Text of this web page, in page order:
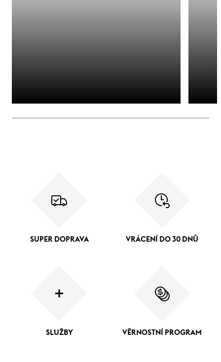
SUPER DOPRAVA VRÁCENÍ DO 30 DNŮ
SLUŽBY VĚRNOSTNÍ PROGRAM